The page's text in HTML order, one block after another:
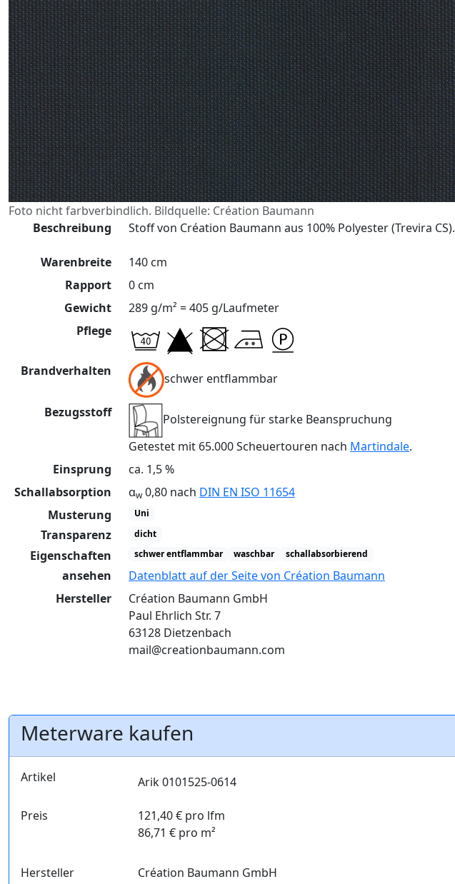
Foto nicht farbverbindlich. Bildquelle: Création Baumann
Beschreibung
Stoff von Création Baumann aus 100% Polyester (Trevira CS).
Warenbreite
140 cm
Rapport
0 cm
Gewicht
289 g/m² = 405 g/Laufmeter
Pflege
Brandverhalten
schwer entflammbar
Bezugsstoff
Polstereignung für starke Beanspruchung
Getestet mit 65.000 Scheuertouren nach Martindale.
Einsprung
ca. 1,5 %
Schallabsorption
αw0,80 nach DIN EN ISO 11654
Musterung
Uni
Transparenz dicht
Eigenschaften schwer entflammbar waschbar schallabsorbierend
ansehen
Datenblatt auf der Seite von Création Baumann
Hersteller
Création Baumann GmbH
Paul Ehrlich Str. 7
63128 Dietzenbach
mail@creationbaumann.com
Meterware kaufen
Artikel Arik 0101525-0614
Preis
121,40 € pro lfm
86,71 € pro m²
Hersteller
Création Baumann GmbH